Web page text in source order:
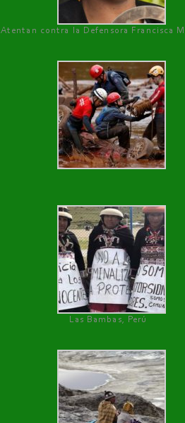
Atentan contra la Defensora Francisca
Las Bambas, Perú